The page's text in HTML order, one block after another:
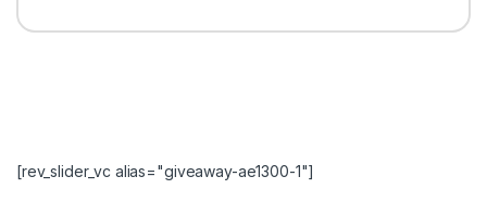
[rev_slider_vc alias="giveaway-ae1300-1"]